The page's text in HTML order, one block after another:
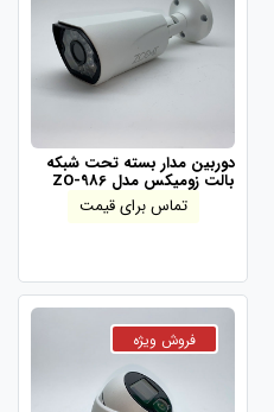
دوربین مدار بسته تحت شبکه
بالت زومیکس مدل ZO-986
تماس برای قیمت